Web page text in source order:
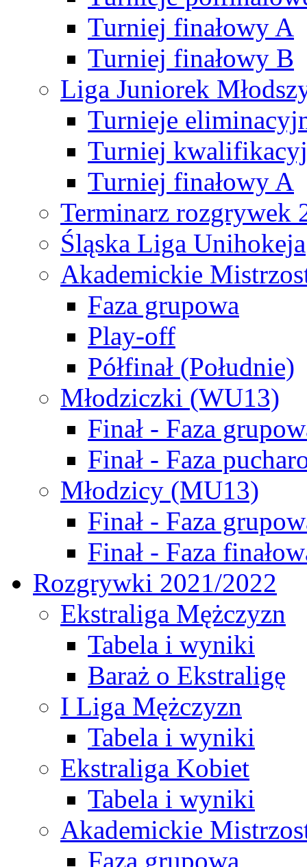
Turniej finałowy A
Turniej finałowy B
Liga Juniorek
Turnieje
Turniej
Turniej finałowy A
Terminarz rozgrywek
Śląska Liga Unihokeja
Akademickie
Faza grupowa
Play-off
Półfinał (Południe)
Młodziczki (WU13)
Finał - Faza
Finał - Faza
Młodzicy (MU13)
Finał - Faza
Finał - Faza
Rozgrywki 2021/2022
Ekstraliga Mężczyzn
Tabela i wyniki
Baraż o Ekstraligę
I Liga Mężczyzn
Tabela i wyniki
Ekstraliga Kobiet
Tabela i wyniki
Akademickie
Faza grupowa